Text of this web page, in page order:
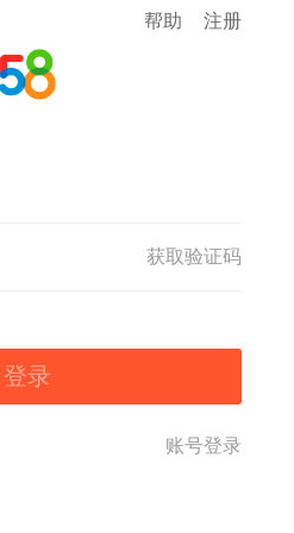
帮助 注册
获取验证码
登录
账号登录